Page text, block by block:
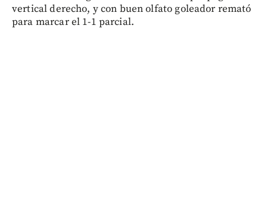
vertical derecho, y con buen olfato goleador remató
para marcar el 1-1 parcial.